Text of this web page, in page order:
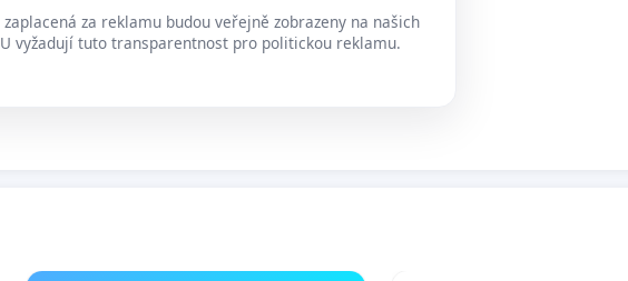
za reklamu budou veřejně zobrazeny na našich
vyžadují tuto transparentnost pro politickou reklamu.